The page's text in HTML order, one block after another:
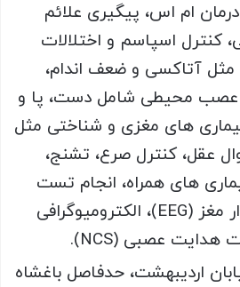
ام اس، پیگیری علائم
کنترل اسپاسم و اختلالات
مثل آتاکسی و ضعف اندام،
محیطی شامل دست، پا و
های مغزی و شناختی مثل
عقل، کنترل صرع، تشنج،
های همراه، انجام تست
های تخصصی نوار مغز (EEG)، الکترومیوگرافی
اردیبهشت، حدفاصل باغشاه